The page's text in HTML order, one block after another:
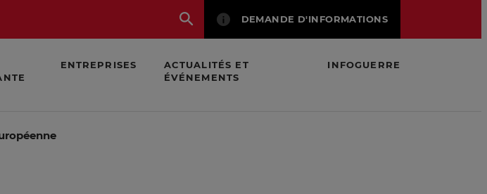
DEMANDE D'INFORMATIONS
ENTREPRISES
ACTUALITÉS ET
ÉVÉNEMENTS
INFOGUERRE